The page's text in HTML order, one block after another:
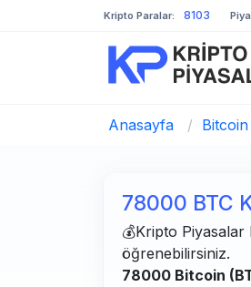
Kripto Paralar: 8103
Anasayfa / Bitcoin
78000 BTC
💰Kripto Piyasalar
öğrenebilirsiniz.
78000 Bitcoin